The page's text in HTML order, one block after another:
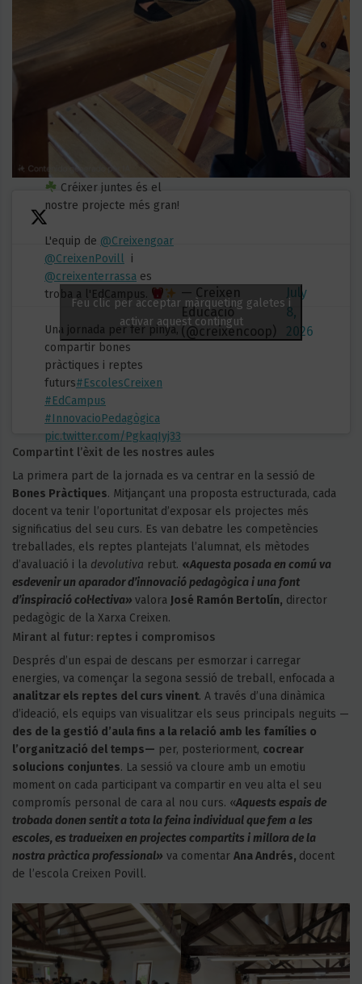
Créixer juntes és el
nostre projecte més gran!
L'equip de @Creixengoar
@CreixenPovill i
@creixenterrassa es
troba a l'EdCampus.
Una jornada per fer pinya,
compartir bones
pràctiques i reptes
futurs#EscolesCreixen
#EdCampus
#InnovacioPedagògica
pic.twitter.com/PgkaqIyj33
— Creixen
Educació
(@creixencoop)
July
8,
2026
Feu clic per acceptar màrqueting galetes i
activar aquest contingut
Compartint l’èxit de les nostres aules
La primera part de la jornada es va centrar en la sessió de
Bones Pràctiques. Mitjançant una proposta estructurada, cada
docent va tenir l’oportunitat d’exposar els projectes més
significatius del seu curs. Es van debatre les competències
treballades, els reptes plantejats l’alumnat, els mètodes
d’avaluació i la devolutiva rebut. «Aquesta posada en comú va
esdevenir un aparador d’innovació pedagògica i una font
d’inspiració col·lectiva» valora José Ramón Bertolín, director
pedagògic de la Xarxa Creixen.
Mirant al futur: reptes i compromisos
Després d’un espai de descans per esmorzar i carregar
energies, va començar la segona sessió de treball, enfocada a
analitzar els reptes del curs vinent. A través d’una dinàmica
d’ideació, els equips van visualitzar els seus principals neguits —
des de la gestió d’aula fins a la relació amb les famílies o
l’organització del temps— per, posteriorment, cocrear
solucions conjuntes. La sessió va cloure amb un emotiu
moment on cada participant va compartir en veu alta el seu
compromís personal de cara al nou curs. «Aquests espais de
trobada donen sentit a tota la feina individual que fem a les
escoles, es tradueixen en projectes compartits i millora de la
nostra pràctica professional» va comentar Ana Andrés, docent
de l’escola Creixen Povill.